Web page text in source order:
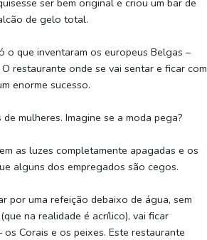
de gelo total.
o que inventaram os europeus Belgas –
restaurante onde se vai sentar e ficar com
enorme sucesso.
mulheres. Imagine se a moda pega?
as luzes completamente apagadas e os
alguns dos empregados são cegos.
por uma refeição debaixo de água, sem
na realidade é acrílico), vai ficar
Corais e os peixes. Este restaurante